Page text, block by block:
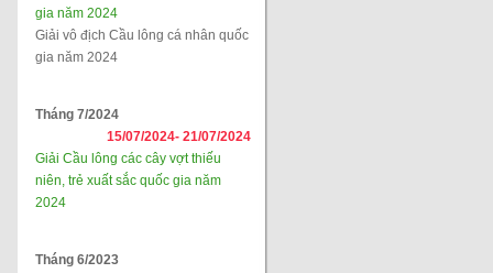
gia năm 2024
Giải vô địch Cầu lông cá nhân quốc
gia năm 2024
Tháng 7/2024
15/07/2024- 21/07/2024
Giải Cầu lông các cây vợt thiếu
niên, trẻ xuất sắc quốc gia năm
2024
Tháng 6/2023